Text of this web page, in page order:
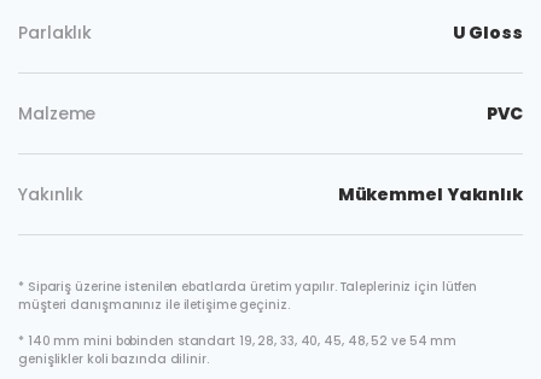
Parlaklık U Gloss
Malzeme PVC
Yakınlık Mükemmel Yakınlık
* Sipariş üzerine istenilen ebatlarda üretim yapılır. Talepleriniz için lütfen
müşteri danışmanınız ile iletişime geçiniz.
* 140 mm mini bobinden standart 19, 28, 33, 40, 45, 48, 52 ve 54 mm
genişlikler koli bazında dilinir.